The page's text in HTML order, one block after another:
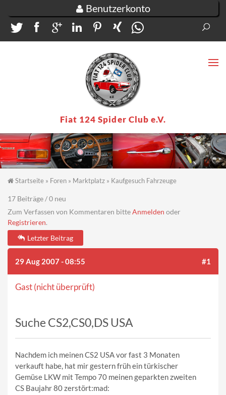
Benutzerkonto
Fiat 124 Spider Club e.V.
Sie sind hier
Startseite » Foren » Marktplatz » Kaufgesuch Fahrzeuge
17 Beiträge / 0 neu
Zum Verfassen von Kommentaren bitteAnmelden oder
Registrieren.
Letzter Beitrag
29 Aug 2007 - 08:55 #1
Gast (nicht überprüft)
Suche CS2,CS0,DS USA
Nachdem ich meinen CS2 USA vor fast 3 Monaten
verkauft habe, hat mir gestern früh ein türkischer
Gemüse LKW mit Tempo 70 meinen geparkten zweiten
CS Baujahr 80 zerstört:mad: